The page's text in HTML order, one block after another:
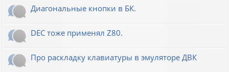
Диагональные кнопки в БК.
DEC тоже применял Z80.
Про раскладку клавиатуры в эмуляторе ДВК